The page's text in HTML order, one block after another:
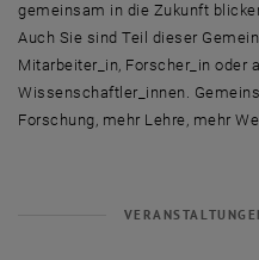
gemeinsam in die Zukunft
Auch Sie sind Teil dieser
Mitarbeiter_in, Forscher_in oder
Wissenschaftler_innen.
Forschung, mehr Lehre, mehr